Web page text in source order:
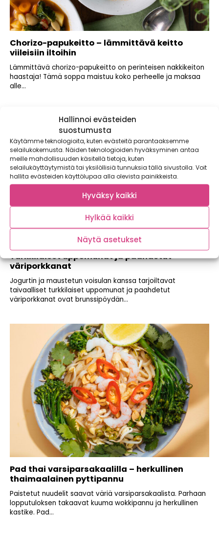
Hallinnoi evästeiden
suostumusta
Käytämme teknologioita, kuten evästeitä parantaaksemme
selailukokemusta. Näiden teknologioiden hyväksyminen antaa
meille mahdollisuuden käsitellä tietoja, kuten
selailukäyttäytymistä tai yksilöllisiä tunnuksia tällä sivustolla. Voit
hallita evästeiden käyttölupaa alla olevista painikkeista.
Hyväksy kaikki
Hylkää kaikki
Näytä asetukset
Chorizo-papukeitto – lämmittävä keitto
viileisiin iltoihin
Lämmittävä chorizo-papukeitto on perinteisen nakkikeiton
haastaja! Tämä soppa maistuu koko perheelle ja maksaa
alle...
Turkkilaiset uppomunat ja paahdetut
väriporkkanat
Jogurtin ja maustetun voisulan kanssa tarjoiltavat
taivaalliset turkkilaiset uppomunat ja paahdetut
väriporkkanat ovat brunssipöydän...
Pad thai varsiparsakaalilla – herkullinen
thaimaalainen pyttipannu
Paistetut nuudelit saavat väriä varsiparsakaalista. Parhaan
lopputuloksen takaavat kuuma wokkipannu ja herkullinen
kastike. Pad...